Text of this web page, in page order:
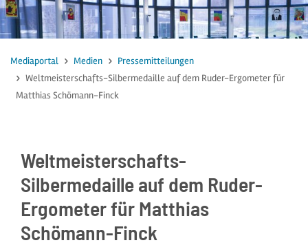
Mediaportal Medien
Pressemitteilungen
Weltmeisterschafts-Silbermedaille auf dem Ruder-Ergometer für
Matthias Schömann-Finck
Weltmeisterschafts-
Silbermedaille auf dem Ruder-
Ergometer für Matthias
Schömann-Finck